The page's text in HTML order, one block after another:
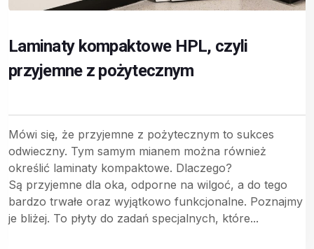
Laminaty kompaktowe HPL, czyli
przyjemne z pożytecznym
Mówi się, że przyjemne z pożytecznym to sukces
odwieczny. Tym samym mianem można również
określić laminaty kompaktowe. Dlaczego?
Są przyjemne dla oka, odporne na wilgoć, a do tego
bardzo trwałe oraz wyjątkowo funkcjonalne. Poznajmy
je bliżej. To płyty do zadań specjalnych, które...